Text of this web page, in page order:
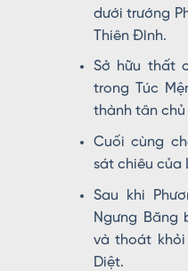
dưới trướng
Thiên Đình.
Sở hữu thất
trong Túc
thành tân chủ
Cuối cùng
sát chiêu của
Sau khi
Ngưng Băng
và thoát
Diệt.